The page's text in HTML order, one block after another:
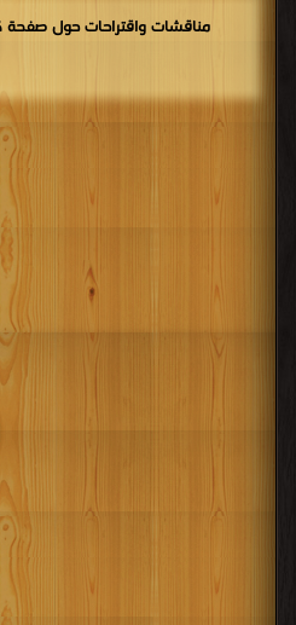
مناقشات واقتراحات حول صفحة